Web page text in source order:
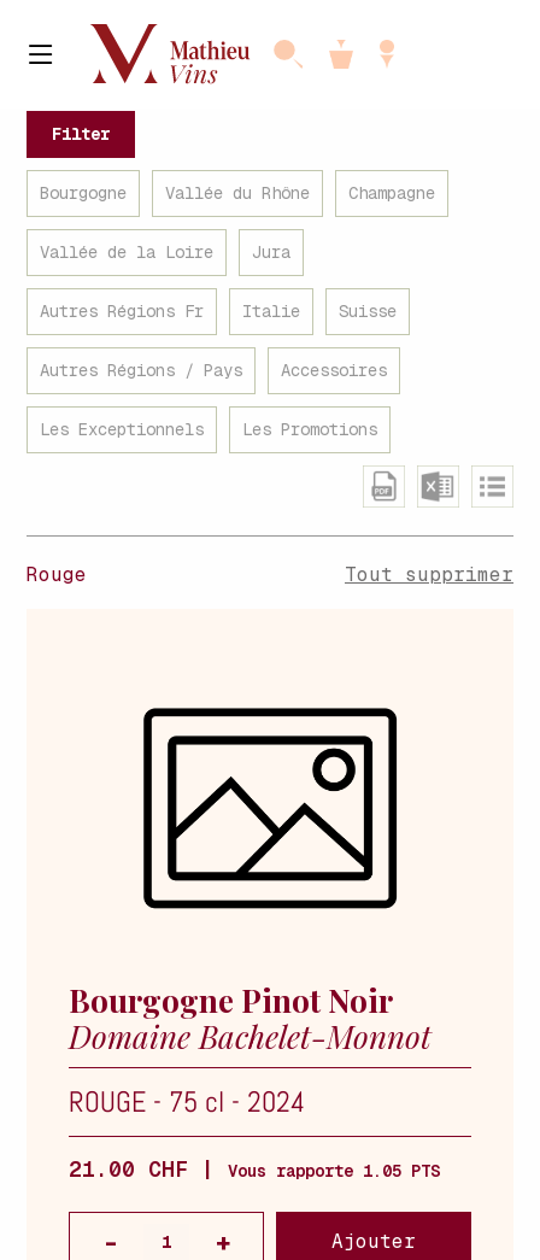
Filter
Bourgogne Vallée du Rhône Champagne
Vallée de la Loire Jura
Autres Régions Fr Italie Suisse
Autres Régions / Pays Accessoires
Les Exceptionnels Les Promotions
Rouge Tout supprimer
Bourgogne Pinot Noir
Domaine Bachelet-Monnot
ROUGE - 75 cl - 2024
21.00 CHF | Vous rapporte 1.05 PTS
Ajouter